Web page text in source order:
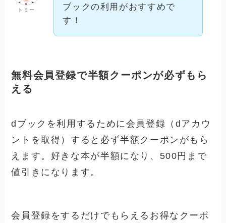
トミー
ブックの利用がおすすめで
す！
無料会員登録で半額クーポンが必ずもら
える
dブックを利用するために会員登録（dアカウ
ントを取得）すると必ず半額クーポンがもら
えます。好きな本が半額になり、500円まで
値引きになります。
会員登録をするだけでもらえるお得なクーポ